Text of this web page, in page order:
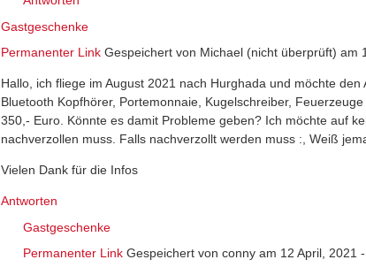
Gastgeschenke
Permanenter Link Gespeichert von Michael (nicht überprüft) am
Hallo, ich fliege im August 2021 nach Hurghada und möchte
Bluetooth Kopfhörer, Portemonnaie, Kugelschreiber,
350,- Euro. Könnte es damit Probleme geben? Ich möchte auf
nachverzollen muss. Falls nachverzollt werden muss :, Weiß
Vielen Dank für die Infos
Antworten
Gastgeschenke
Permanenter Link Gespeichert von conny am 12 April, 2021